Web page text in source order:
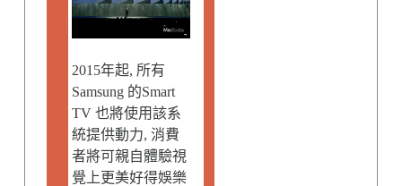
2015年起, 所有
Samsung 的Smart
TV 也將使用該系
統提供動力, 消費
者將可親自體驗視
覺上更美好得娛樂